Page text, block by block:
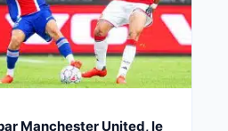
Manchester United, le